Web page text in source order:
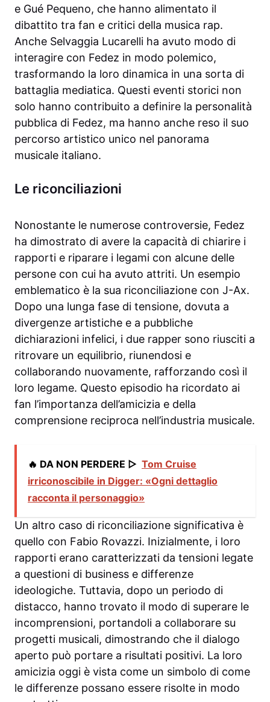
e Gué Pequeno, che hanno alimentato il
dibattito tra fan e critici della musica rap.
Anche Selvaggia Lucarelli ha avuto modo di
interagire con Fedez in modo polemico,
trasformando la loro dinamica in una sorta di
battaglia mediatica. Questi eventi storici non
solo hanno contribuito a definire la personalità
pubblica di Fedez, ma hanno anche reso il suo
percorso artistico unico nel panorama
musicale italiano.
Le riconciliazioni
Nonostante le numerose controversie, Fedez
ha dimostrato di avere la capacità di chiarire i
rapporti e riparare i legami con alcune delle
persone con cui ha avuto attriti. Un esempio
emblematico è la sua riconciliazione con J-Ax.
Dopo una lunga fase di tensione, dovuta a
divergenze artistiche e a pubbliche
dichiarazioni infelici, i due rapper sono riusciti a
ritrovare un equilibrio, riunendosi e
collaborando nuovamente, rafforzando così il
loro legame. Questo episodio ha ricordato ai
fan l’importanza dell’amicizia e della
comprensione reciproca nell’industria musicale.
🔥 DA NON PERDERE ▷ Tom Cruise
irriconoscibile in Digger: «Ogni dettaglio
racconta il personaggio»
Un altro caso di riconciliazione significativa è
quello con Fabio Rovazzi. Inizialmente, i loro
rapporti erano caratterizzati da tensioni legate
a questioni di business e differenze
ideologiche. Tuttavia, dopo un periodo di
distacco, hanno trovato il modo di superare le
incomprensioni, portandoli a collaborare su
progetti musicali, dimostrando che il dialogo
aperto può portare a risultati positivi. La loro
amicizia oggi è vista come un simbolo di come
le differenze possano essere risolte in modo